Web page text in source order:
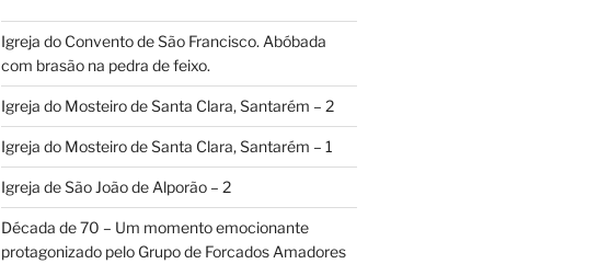
Igreja do Convento de São Francisco. Abóbada
com brasão na pedra de feixo.
Igreja do Mosteiro de Santa Clara, Santarém – 2
Igreja do Mosteiro de Santa Clara, Santarém – 1
Igreja de São João de Alporão – 2
Década de 70 – Um momento emocionante
protagonizado pelo Grupo de Forcados Amadores